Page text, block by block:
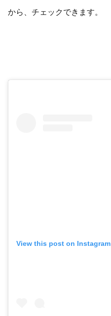
から、チェックできます。
View this post on Instagram